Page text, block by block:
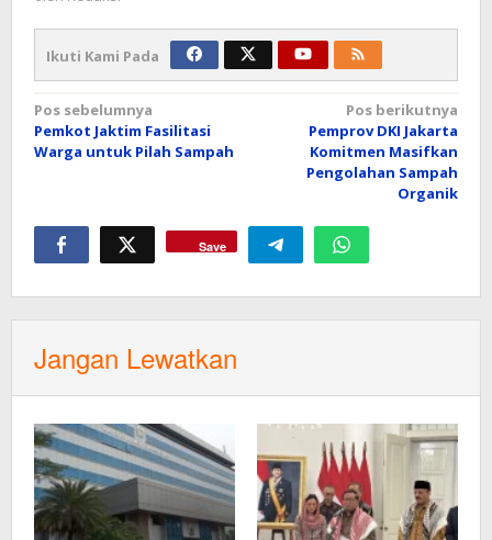
Ikuti Kami Pada
Navigasi
pos
Pos sebelumnya
Pemkot Jaktim Fasilitasi
Warga untuk Pilah Sampah
Pos berikutnya
Pemprov DKI Jakarta
Komitmen Masifkan
Pengolahan Sampah
Organik
Save
Jangan Lewatkan